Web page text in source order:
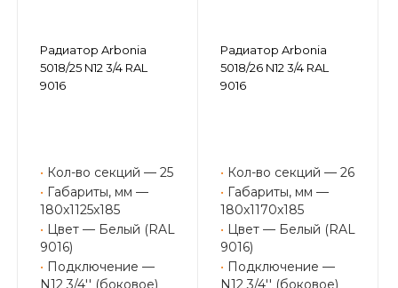
Радиатор Arbonia
5018/25 N12 3/4 RAL
9016
• Кол-во секций — 25
• Габариты, мм —
180x1125x185
• Цвет — Белый (RAL
9016)
• Подключение —
N12 3/4'' (боковое)
Радиатор Arbonia
5018/26 N12 3/4 RAL
9016
• Кол-во секций — 26
• Габариты, мм —
180x1170x185
• Цвет — Белый (RAL
9016)
• Подключение —
N12 3/4'' (боковое)